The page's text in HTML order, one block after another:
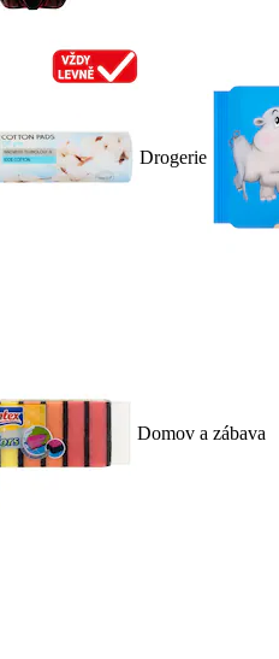
Drogerie
Domov a zábava